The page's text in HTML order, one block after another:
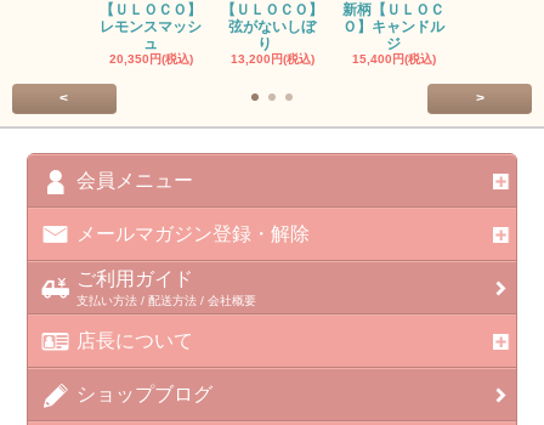
【ＵＬＯＣＯ】
レモンスマッシ
ュ
20,350円(税込)
【ＵＬＯＣＯ】
弦がないしぼ
り
13,200円(税込)
新柄【ＵＬＯＣ
Ｏ】キャンドル
ジ
15,400円(税込)
< >
会員メニュー
メールマガジン登録・解除
ご利用ガイド
支払い方法 / 配送方法 / 会社概要
店長について
ショップブログ